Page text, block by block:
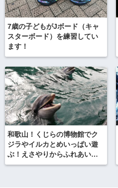
7歳の子どもがJボード（キャ
スターボード）を練習してい
ます！
和歌山！くじらの博物館でク
ジラやイルカとめいっぱい遊
ぶ！えさやりからふれあいま
で